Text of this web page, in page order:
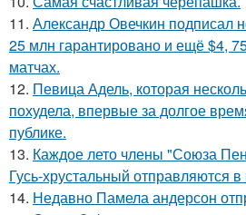
11. Александр Овечкин подписал
25 млн гарантировано и ещё $4,
матчах.
12. Певица Адель, которая
похудела, впервые за долгое
публике.
13. Каждое лето члены "Союза
Гусь-хрустальный отправляются
14. Недавно Памела андерсон